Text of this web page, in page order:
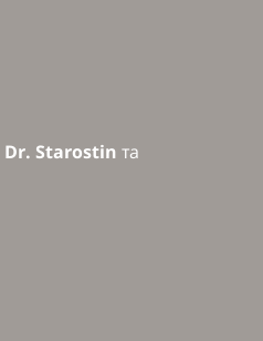
Dr. Starostin та